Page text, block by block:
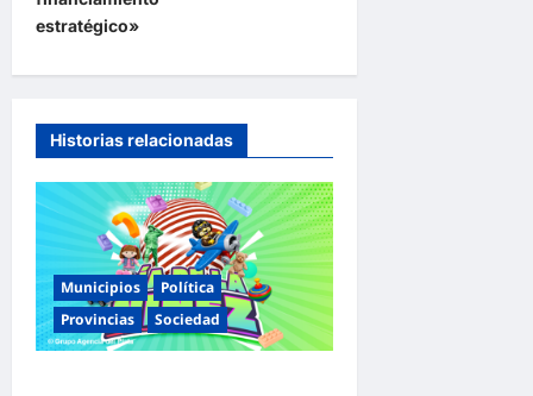
n
d
n
r
a
d
estratégico»
Historias relacionadas
Municipios
Política
Provincias
Sociedad